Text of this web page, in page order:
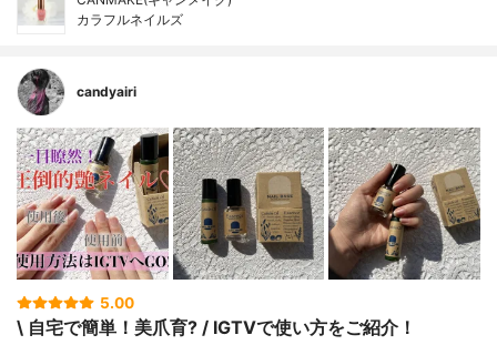
カラフルネイルズ
candyairi
5.00
\ 自宅で簡単！美爪育? / IGTVで使い方をご紹介！